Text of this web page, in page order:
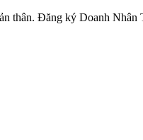
Đăng ký Doanh